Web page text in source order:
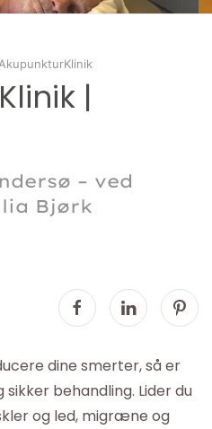
AkupunkturKlinik
|
– ved
Bjørk
dine smerter, så er
behandling. Lider du
og led, migræne og